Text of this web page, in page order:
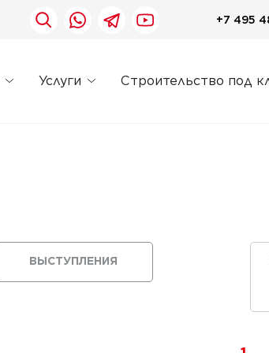
+7 495
Услуги Строительство под
ВЫСТУПЛЕНИЯ